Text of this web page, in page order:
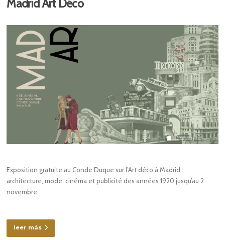
Madrid Art Déco
Exposition gratuite au Conde Duque sur l’Art déco à Madrid :
architecture, mode, cinéma et publicité des années 1920 jusqu’au 2
novembre.
leer más